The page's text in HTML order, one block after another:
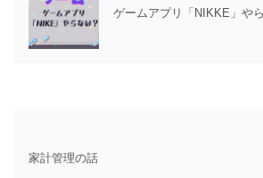
ゲームアプリ「NIKKE」や
家計管理の話